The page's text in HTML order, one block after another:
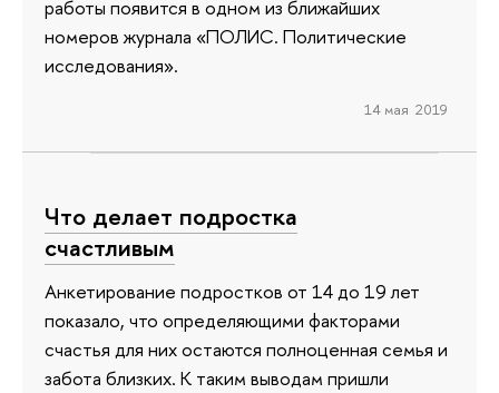
работы появится в одном из ближайших
номеров журнала «ПОЛИС. Политические
исследования».
14 мая 2019
Что делает подростка
счастливым
Анкетирование подростков от 14 до 19 лет
показало, что определяющими факторами
счастья для них остаются полноценная семья и
забота близких. К таким выводам пришли